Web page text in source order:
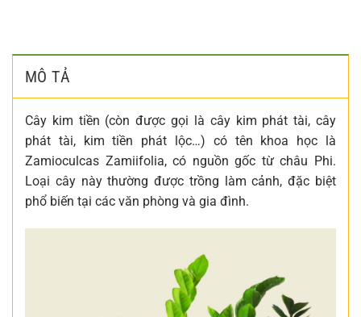
MÔ TẢ
Cây kim tiền (còn được gọi là cây kim phát tài, cây
phát tài, kim tiền phát lộc…) có tên khoa học là
Zamioculcas Zamiifolia, có nguồn gốc từ châu Phi.
Loại cây này thường được trồng làm cảnh, đặc biệt
phổ biến tại các văn phòng và gia đình.